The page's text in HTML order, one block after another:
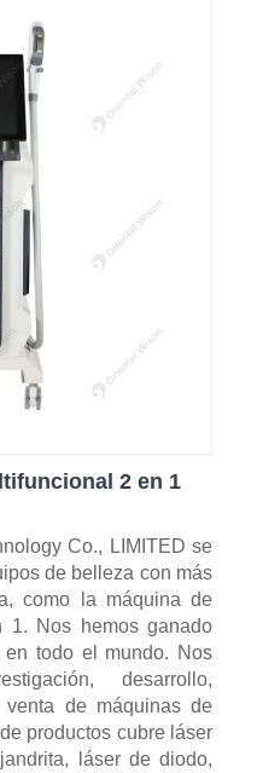
2 en 1
Co., LIMITED se
de belleza con más
como la máquina de
1. Nos hemos ganado
en todo el mundo. Nos
desarrollo,
venta de máquinas de
productos cubre láser
láser de diodo,